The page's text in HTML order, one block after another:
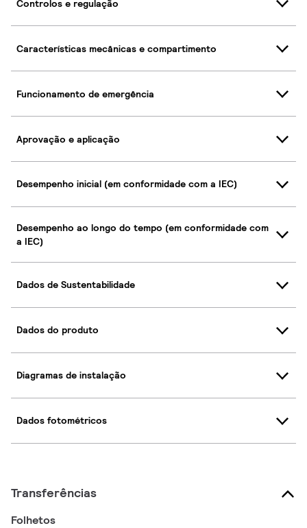
Controlos e regulação
Características mecânicas e compartimento
Funcionamento de emergência
Aprovação e aplicação
Desempenho inicial (em conformidade com a IEC)
Desempenho ao longo do tempo (em conformidade com
a IEC)
Dados de Sustentabilidade
Dados do produto
Diagramas de instalação
Dados fotométricos
Transferências
Folhetos